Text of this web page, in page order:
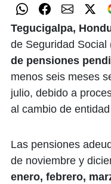
Tegucigalpa,
de Seguridad Social
de pensiones
menos seis meses
julio, debido a
al cambio de
Las pensiones
de noviembre y
enero, febrero,